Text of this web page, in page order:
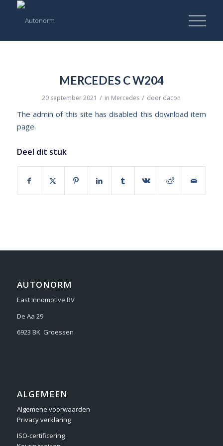
MERCEDES C W204
20 september 2021 / in Mercedes / door dacon
The admin of this site has disabled this download item
page.
Deel dit stuk
AUTONORM
East Innomotive BV
De Aa 29
6923 BK Groessen
ALGEMEEN
Algemene voorwaarden
Privacy verklaring
ISO-certificering